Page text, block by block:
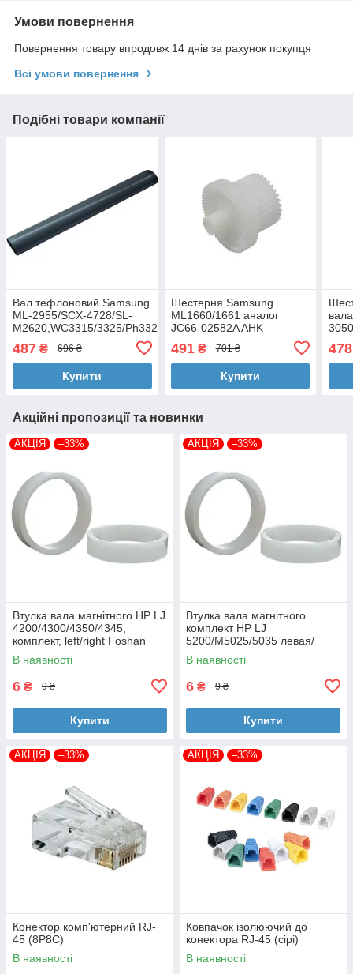
Умови повернення
Повернення товару впродовж 14 днів за рахунок покупця
Всі умови повернення
Подібні товари компанії
Вал тефлоновий Samsung
ML-2955/SCX-4728/SL-
M2620,WC3315/3325/Ph3320/JC66-
487 ₴ 696 ₴
Купити
Шестерня Samsung
ML1660/1661 аналог
JC66-02582A AHK
491₴ 701 ₴
Купити
478
Акційні пропозиції та новинки
АКЦІЯ –33%
Втулка вала магнітного HP LJ
4200/4300/4350/4345,
комплект, left/right Foshan
(MAG-1338A-BSH-Foshan)
В наявності
6 ₴ 9 ₴
Купити
АКЦІЯ –33%
Втулка вала магнітного
комплект HP LJ
5200/M5025/5035 левая/
правая Foshan (MAG-7516A-
BSH-Foshan)
В наявності
6 ₴ 9 ₴
Купити
АКЦІЯ –33%
Конектор комп'ютерний RJ-
45 (8P8C)
В наявності
АКЦІЯ –33%
Ковпачок ізолюючий до
конектора RJ-45 (сірі)
В наявності